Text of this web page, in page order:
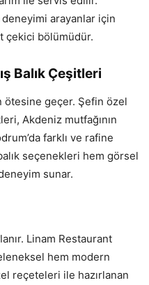
arayanlar için
çekici bölümüdür.
Balık Çeşitleri
ötesine geçer. Şefin özel
Akdeniz mutfağının
farklı ve rafine
seçenekleri hem görsel
sunar.
Linam Restaurant
hem modern
reçeteleri ile hazırlanan